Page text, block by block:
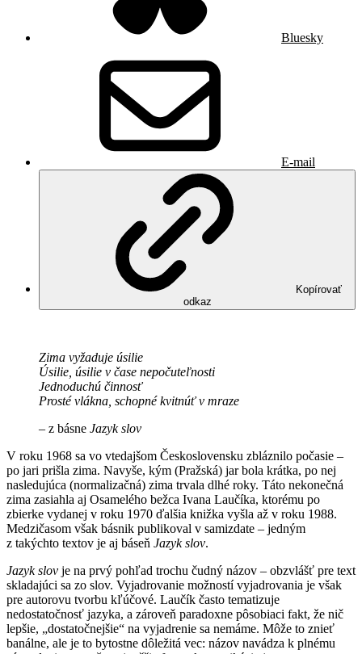
Bluesky
E-mail
Kopírovať
odkaz
Zima vyžaduje úsilie
Úsilie, úsilie v čase nepočuteľnosti
Jednoduchú činnosť
Prosté vlákna, schopné kvitnúť v mraze
– z básne Jazyk slov
V roku 1968 sa vo vtedajšom Československu zbláznilo počasie –
po jari prišla zima. Navyše, kým (Pražská) jar bola krátka, po nej
nasledujúca (normalizačná) zima trvala dlhé roky. Táto nekonečná
zima zasiahla aj Osamelého bežca Ivana Laučíka, ktorému po
zbierke vydanej v roku 1970 ďalšia knižka vyšla až v roku 1988.
Medzičasom však básnik publikoval v samizdate – jedným
z takýchto textov je aj báseň Jazyk slov.
Jazyk slov je na prvý pohľad trochu čudný názov – obzvlášť pre text
skladajúci sa zo slov. Vyjadrovanie možností vyjadrovania je však
pre autorovu tvorbu kľúčové. Laučík často tematizuje
nedostatočnosť jazyka, a zároveň paradoxne pôsobiaci fakt, že nič
lepšie, „dostatočnejšie“ na vyjadrenie sa nemáme. Môže to znieť
banálne, ale je to bytostne dôležitá vec: názov navádza k plnému